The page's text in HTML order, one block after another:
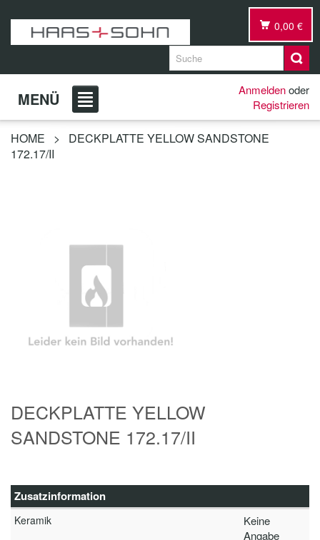
0,00 €
MENÜ Anmeldenoder
Registrieren
HOME >
DECKPLATTE YELLOW SANDSTONE
172.17/II
DECKPLATTE YELLOW
SANDSTONE 172.17/II
Zusatzinformation
Keramik
Keine
Angabe